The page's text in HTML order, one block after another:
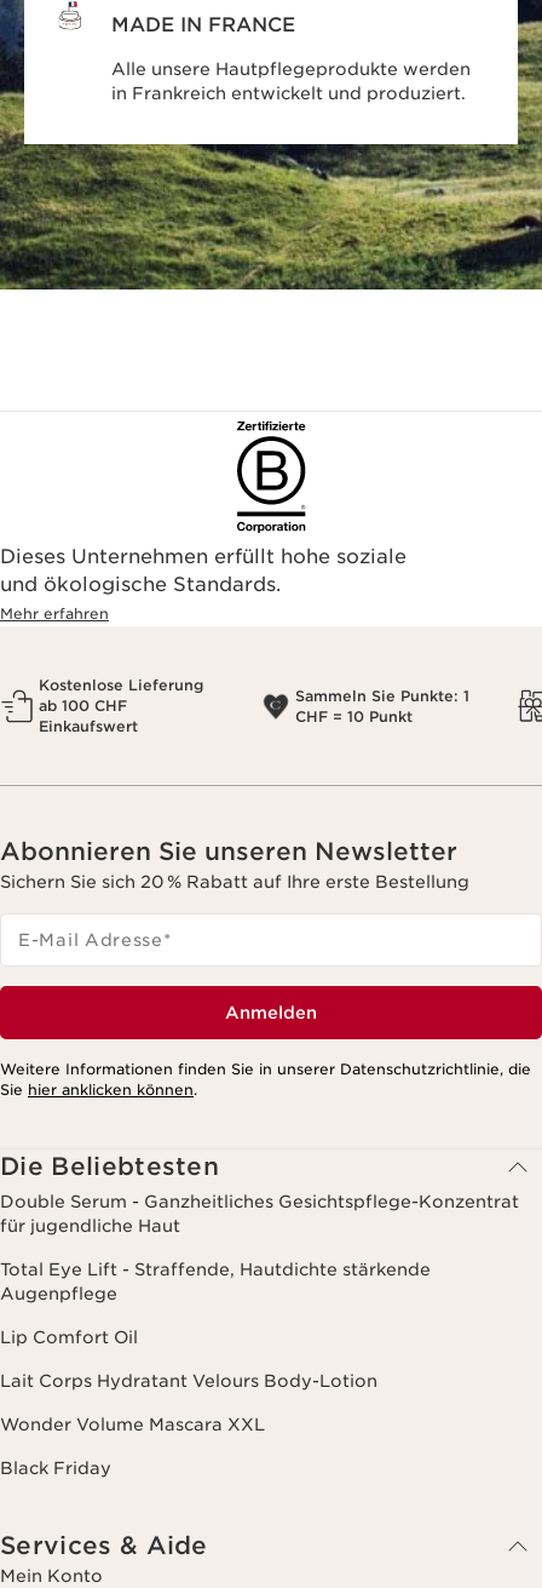
MADE IN FRANCE
Alle unsere Hautpflegeprodukte werden
in Frankreich entwickelt und produziert.
Dieses Unternehmen erfüllt hohe soziale
und ökologische Standards.
Mehr erfahren
Kostenlose Lieferung
ab 100 CHF
Einkaufswert
Sammeln Sie Punkte: 1
CHF = 10 Punkt
Abonnieren Sie unseren Newsletter
Sichern Sie sich 20 % Rabatt auf Ihre erste Bestellung
E-Mail Adresse*
Anmelden
Weitere Informationen finden Sie in unserer Datenschutzrichtlinie, die
Sie hier anklicken können.
Die Beliebtesten
Double Serum - Ganzheitliches Gesichtspflege-Konzentrat
für jugendliche Haut
Total Eye Lift - Straffende, Hautdichte stärkende
Augenpflege
Lip Comfort Oil
Lait Corps Hydratant Velours Body-Lotion
Wonder Volume Mascara XXL
Black Friday
Services & Aide
Mein Konto